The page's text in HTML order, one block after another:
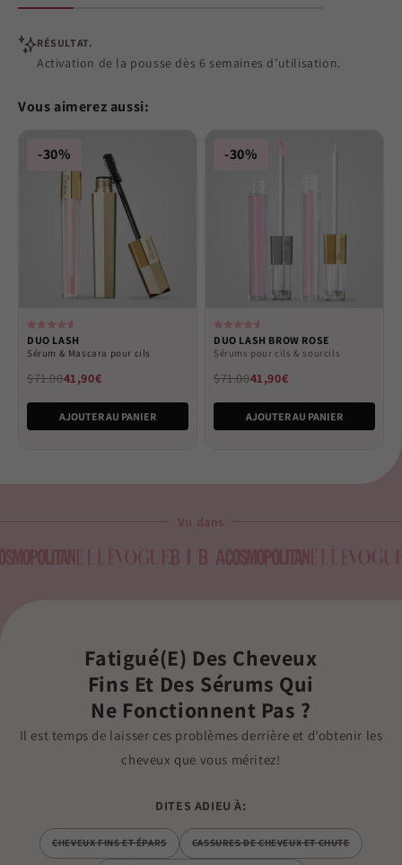
RÉSULTAT.
Activation de la pousse dès 6 semaines d’utilisation.
Vous aimerez aussi:
-30%
Rated
4.6
out
of
5
stars
DUO LASH
Sérum & Mascara pour cils
$71.0041,90€
AJOUTER AU PANIER
-30%
Rated
4.6
out
of
5
stars
DUO LASH BROW ROSE
Sérums pour cils & sourcils
$71.0041,90€
AJOUTER AU PANIER
Vu dans
Fatigué(e) Des Cheveux
Fins Et Des Sérums Qui
Ne Fonctionnent Pas ?
Il est temps de laisser ces problèmes derrière et d’obtenir les
cheveux que vous méritez!
DITES ADIEU À:
CHEVEUX FINS ET ÉPARS CASSURES DE CHEVEUX ET CHUTE